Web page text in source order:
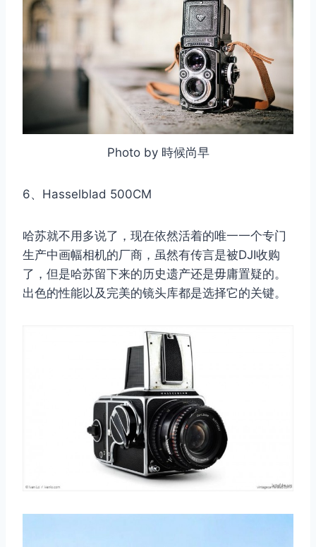
Photo by 時候尚早
6、Hasselblad 500CM
哈苏就不用多说了，现在依然活着的唯一一个专门
生产中画幅相机的厂商，虽然有传言是被DJI收购
了，但是哈苏留下来的历史遗产还是毋庸置疑的。
出色的性能以及完美的镜头库都是选择它的关键。